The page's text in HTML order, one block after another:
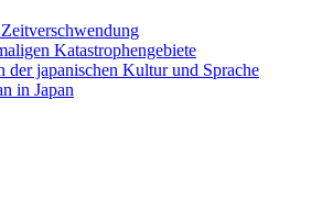
Katastrophengebiete
der japanischen Kultur und Sprache
in Japan